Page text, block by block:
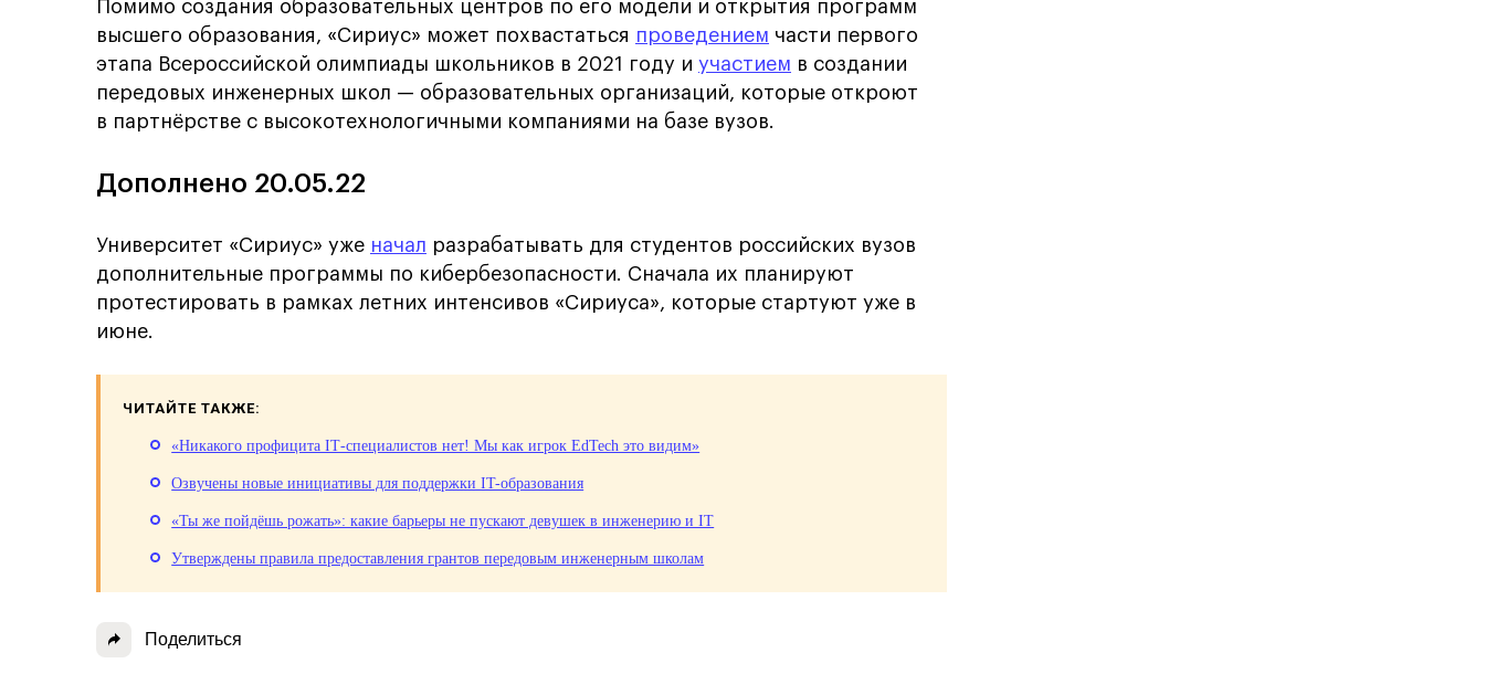
Помимо создания образовательных центров по его модели и открытия программ
высшего образования, «Сириус» может похвастаться проведением части первого
этапа Всероссийской олимпиады школьников в 2021 году и участием в создании
передовых инженерных школ — образовательных организаций, которые откроют
в партнёрстве с высокотехнологичными компаниями на базе вузов.
Дополнено 20.05.22
Университет «Сириус» уже начал разрабатывать для студентов российских вузов
дополнительные программы по кибербезопасности. Сначала их планируют
протестировать в рамках летних интенсивов «Сириуса», которые стартуют уже в
июне.
ЧИТАЙТЕ ТАКЖЕ:
«Никакого профицита IT‑специалистов нет! Мы как игрок EdTech это видим»
Озвучены новые инициативы для поддержки IT-образования
«Ты же пойдёшь рожать»: какие барьеры не пускают девушек в инженерию и IT
Утверждены правила предоставления грантов передовым инженерным школам
Поделиться